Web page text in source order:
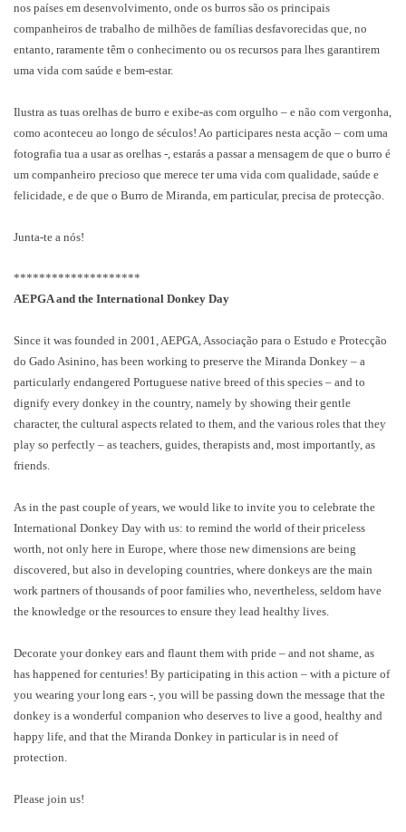
nos países em desenvolvimento, onde os burros são os principais
companheiros de trabalho de milhões de famílias desfavorecidas que, no
entanto, raramente têm o conhecimento ou os recursos para lhes garantirem
uma vida com saúde e bem-estar.
Ilustra as tuas orelhas de burro e exibe-as com orgulho – e não com vergonha,
como aconteceu ao longo de séculos! Ao participares nesta acção – com uma
fotografia tua a usar as orelhas -, estarás a passar a mensagem de que o burro é
um companheiro precioso que merece ter uma vida com qualidade, saúde e
felicidade, e de que o Burro de Miranda, em particular, precisa de protecção.
Junta-te a nós!
********************
AEPGA and the International Donkey Day
Since it was founded in 2001, AEPGA, Associação para o Estudo e Protecção
do Gado Asinino, has been working to preserve the Miranda Donkey – a
particularly endangered Portuguese native breed of this species – and to
dignify every donkey in the country, namely by showing their gentle
character, the cultural aspects related to them, and the various roles that they
play so perfectly – as teachers, guides, therapists and, most importantly, as
friends.
As in the past couple of years, we would like to invite you to celebrate the
International Donkey Day with us: to remind the world of their priceless
worth, not only here in Europe, where those new dimensions are being
discovered, but also in developing countries, where donkeys are the main
work partners of thousands of poor families who, nevertheless, seldom have
the knowledge or the resources to ensure they lead healthy lives.
Decorate your donkey ears and flaunt them with pride – and not shame, as
has happened for centuries! By participating in this action – with a picture of
you wearing your long ears -, you will be passing down the message that the
donkey is a wonderful companion who deserves to live a good, healthy and
happy life, and that the Miranda Donkey in particular is in need of
protection.
Please join us!